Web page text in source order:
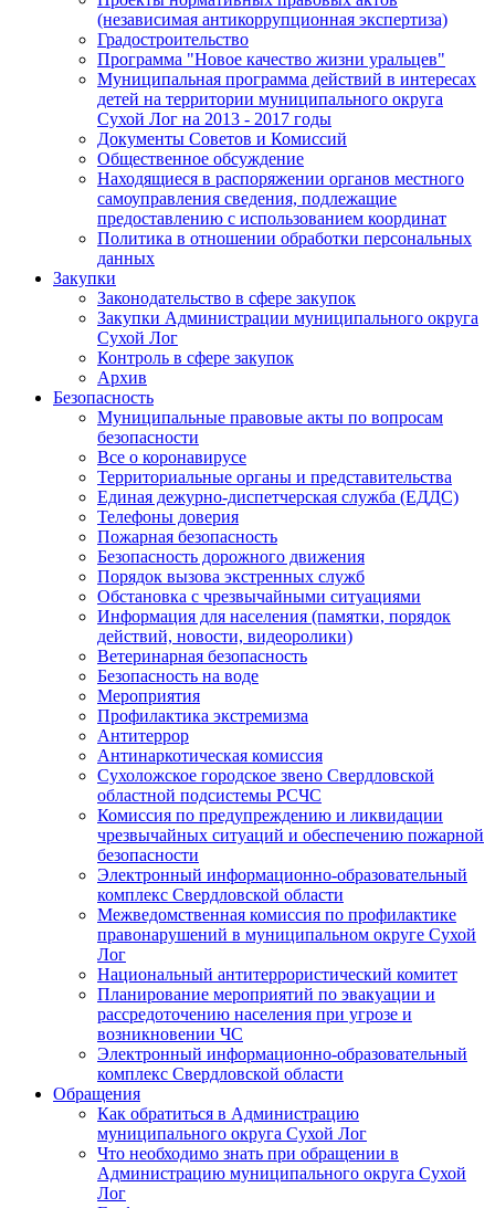
(независимая антикоррупционная экспертиза)
Градостроительство
Программа "Новое качество жизни уральцев"
Муниципальная программа действий в интересах
детей на территории муниципального округа
Сухой Лог на 2013 - 2017 годы
Документы Советов и Комиссий
Общественное обсуждение
Находящиеся в распоряжении органов местного
самоуправления сведения, подлежащие
предоставлению с использованием координат
Политика в отношении обработки персональных
данных
Закупки
Законодательство в сфере закупок
Закупки Администрации муниципального округа
Сухой Лог
Контроль в сфере закупок
Архив
Безопасность
Муниципальные правовые акты по вопросам
безопасности
Все о коронавирусе
Территориальные органы и представительства
Единая дежурно-диспетчерская служба (ЕДДС)
Телефоны доверия
Пожарная безопасность
Безопасность дорожного движения
Порядок вызова экстренных служб
Обстановка с чрезвычайными ситуациями
Информация для населения (памятки, порядок
действий, новости, видеоролики)
Ветеринарная безопасность
Безопасность на воде
Мероприятия
Профилактика экстремизма
Антитеррор
Антинаркотическая комиссия
Сухоложское городское звено Свердловской
областной подсистемы РСЧС
Комиссия по предупреждению и ликвидации
чрезвычайных ситуаций и обеспечению пожарной
безопасности
Электронный информационно-образовательный
комплекс Cвердловской области
Межведомственная комиссия по профилактике
правонарушений в муниципальном округе Сухой
Лог
Национальный антитеррористический комитет
Планирование мероприятий по эвакуации и
рассредоточению населения при угрозе и
возникновении ЧС
Электронный информационно-образовательный
комплекс Свердловской области
Обращения
Как обратиться в Администрацию
муниципального округа Сухой Лог
Что необходимо знать при обращении в
Администрацию муниципального округа Сухой
Лог